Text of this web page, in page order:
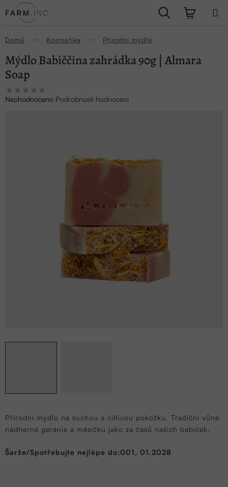
na
Hledat
Domů Kosmetika Přírodní mýdla
Přírodní mýdlo na suchou a citlivou pokožku. Tradiční vůně
nádherné geránie a měsíčku jako za časů našich babiček.
Šarže/Spotřebujte nejlépe do:001, 01.2028
Mýdlo Babiččina zahrádka 90g | Almara
Soap
Průměrné
hodnocení
Neohodnoceno Podrobnosti hodnocení